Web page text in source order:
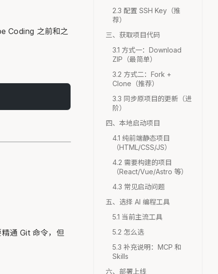
2.3 配置 SSH Key（推
荐）
三、获取项目代码
3.1 方式一：Download
ZIP（最简单）
3.2 方式二：Fork +
Clone（推荐）
3.3 同步原项目的更新（进
阶）
四、本地启动项目
4.1 纯前端静态项目
（HTML/CSS/JS）
4.2 需要构建的项目
（React/Vue/Astro 等）
4.3 常见启动问题
五、选择 AI 编程工具
5.1 当前主流工具
5.2 怎么选
5.3 补充说明：MCP 和
Skills
六、部署上线
Coding 之前和之
通 Git 命令，但